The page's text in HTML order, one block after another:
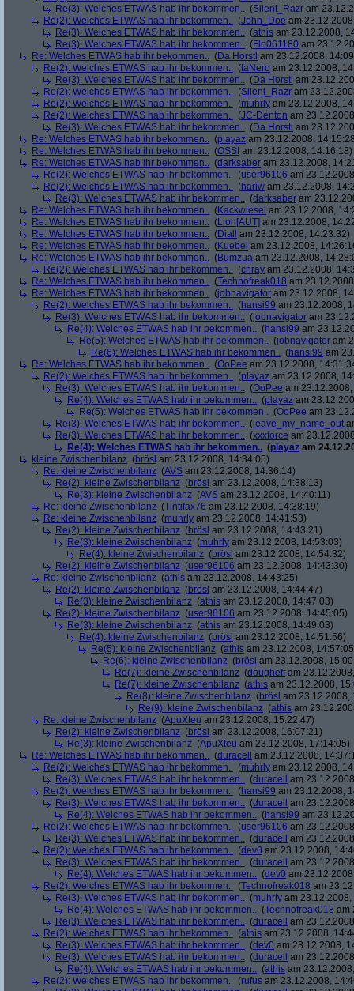
Re(3): Welches ETWAS hab ihr bekommen.. (Silent_Razr am
Re(2): Welches ETWAS hab ihr bekommen.. (John_Doe am
Re(3): Welches ETWAS hab ihr bekommen.. (athis am 23.12.2008,
Re(3): Welches ETWAS hab ihr bekommen.. (Flo061180 am
Re: Welches ETWAS hab ihr bekommen.. (Da Horstl am 23.12.2008,
Re(2): Welches ETWAS hab ihr bekommen.. (taNero am 23.12.2008,
Re(3): Welches ETWAS hab ihr bekommen.. (Da Horstl am
Re(2): Welches ETWAS hab ihr bekommen.. (Silent_Razr am
Re(2): Welches ETWAS hab ihr bekommen.. (muhrly am 23.12.2008,
Re(2): Welches ETWAS hab ihr bekommen.. (JC-Denton am
Re(3): Welches ETWAS hab ihr bekommen.. (Da Horstl am
Re: Welches ETWAS hab ihr bekommen.. (playaz am 23.12.2008,
Re: Welches ETWAS hab ihr bekommen.. (OSSI am 23.12.2008, 14:16:18)
Re: Welches ETWAS hab ihr bekommen.. (darksaber am 23.12.2008,
Re(2): Welches ETWAS hab ihr bekommen.. (user96106 am
Re(2): Welches ETWAS hab ihr bekommen.. (hariw am 23.12.2008,
Re(3): Welches ETWAS hab ihr bekommen.. (darksaber am
Re: Welches ETWAS hab ihr bekommen.. (Kackwiesel am 23.12.2008,
Re: Welches ETWAS hab ihr bekommen.. (Lion[AUT] am 23.12.2008,
Re: Welches ETWAS hab ihr bekommen.. (Diall
am 23.12.2008, 14:23:32)
Re: Welches ETWAS hab ihr bekommen.. (Kuebel am 23.12.2008,
Re: Welches ETWAS hab ihr bekommen.. (Bumzua am 23.12.2008,
Re(2): Welches ETWAS hab ihr bekommen.. (chray am 23.12.2008,
Re: Welches ETWAS hab ihr bekommen.. (Technofreak018 am
Re: Welches ETWAS hab ihr bekommen.. (jobnavigator am 23.12.2008,
Re(2): Welches ETWAS hab ihr bekommen.. (hansi99 am 23.12.2008,
Re(3): Welches ETWAS hab ihr bekommen.. (jobnavigator am
Re(4): Welches ETWAS hab ihr bekommen.. (hansi99 am
Re(5): Welches ETWAS hab ihr bekommen.. (jobnavigator am
Re(6): Welches ETWAS hab ihr bekommen.. (hansi99 am
Re: Welches ETWAS hab ihr bekommen.. (OoPee am 23.12.2008,
Re(2): Welches ETWAS hab ihr bekommen.. (playaz am 23.12.2008,
Re(3): Welches ETWAS hab ihr bekommen.. (OoPee am
Re(4): Welches ETWAS hab ihr bekommen.. (playaz am
Re(5): Welches ETWAS hab ihr bekommen.. (OoPee am
Re(3): Welches ETWAS hab ihr bekommen.. ( leave_my_name_out
Re(3): Welches ETWAS hab ihr bekommen.. (xxxforce am
Re(4): Welches ETWAS hab ihr bekommen.. (playaz am
kleine Zwischenbilanz (brösl am 23.12.2008, 14:34:05)
Re: kleine Zwischenbilanz (AVS am 23.12.2008, 14:36:14)
Re(2): kleine Zwischenbilanz (brösl am 23.12.2008, 14:38:13)
Re(3): kleine Zwischenbilanz (AVS am 23.12.2008, 14:40:11)
Re: kleine Zwischenbilanz (Tintifax76 am 23.12.2008, 14:38:19)
Re: kleine Zwischenbilanz (muhrly am 23.12.2008, 14:41:53)
Re(2): kleine Zwischenbilanz (brösl am 23.12.2008, 14:43:21)
Re(3): kleine Zwischenbilanz (muhrly am 23.12.2008, 14:53:03)
Re(4): kleine Zwischenbilanz (brösl am 23.12.2008, 14:54:32)
Re(2): kleine Zwischenbilanz (user96106 am 23.12.2008, 14:43:30)
Re: kleine Zwischenbilanz (athis am 23.12.2008, 14:43:25)
Re(2): kleine Zwischenbilanz (brösl am 23.12.2008, 14:44:47)
Re(3): kleine Zwischenbilanz (athis am 23.12.2008, 14:47:03)
Re(2): kleine Zwischenbilanz (user96106 am 23.12.2008, 14:45:05)
Re(3): kleine Zwischenbilanz (athis am 23.12.2008, 14:49:03)
Re(4): kleine Zwischenbilanz (brösl am 23.12.2008, 14:51:56)
Re(5): kleine Zwischenbilanz (athis am 23.12.2008,
Re(6): kleine Zwischenbilanz (brösl am 23.12.2008,
Re(7): kleine Zwischenbilanz (dougheffam
Re(7): kleine Zwischenbilanz (athis am 23.12.2008,
Re(8): kleine Zwischenbilanz (brösl am 23.12.2008,
Re(9): kleine Zwischenbilanz (athis am
Re: kleine Zwischenbilanz (ApuXteu am 23.12.2008, 15:22:47)
Re(2): kleine Zwischenbilanz (brösl am 23.12.2008, 16:07:21)
Re(3): kleine Zwischenbilanz (ApuXteu am 23.12.2008, 17:14:05)
Re: Welches ETWAS hab ihr bekommen.. (duracell
am 23.12.2008,
Re(2): Welches ETWAS hab ihr bekommen.. (muhrly am 23.12.2008,
Re(3): Welches ETWAS hab ihr bekommen.. (duracell
am
Re(2): Welches ETWAS hab ihr bekommen.. (hansi99 am 23.12.2008,
Re(3): Welches ETWAS hab ihr bekommen.. (duracell
am
Re(4): Welches ETWAS hab ihr bekommen.. (hansi99 am
Re(2): Welches ETWAS hab ihr bekommen.. (user96106 am
Re(3): Welches ETWAS hab ihr bekommen.. (duracell
am
Re(2): Welches ETWAS hab ihr bekommen.. (dev0 am 23.12.2008,
Re(3): Welches ETWAS hab ihr bekommen.. (duracell
am
Re(4): Welches ETWAS hab ihr bekommen.. (dev0 am
Re(2): Welches ETWAS hab ihr bekommen.. (Technofreak018 am
Re(3): Welches ETWAS hab ihr bekommen.. (muhrly am
Re(4): Welches ETWAS hab ihr bekommen.. (Technofreak018 am
Re(3): Welches ETWAS hab ihr bekommen.. (duracell
am
Re(2): Welches ETWAS hab ihr bekommen.. (athis am 23.12.2008,
Re(3): Welches ETWAS hab ihr bekommen.. (dev0 am 23.12.2008,
Re(3): Welches ETWAS hab ihr bekommen.. (duracell
am
Re(4): Welches ETWAS hab ihr bekommen.. (athis am
Re(2): Welches ETWAS hab ihr bekommen.. (rufus am 23.12.2008,